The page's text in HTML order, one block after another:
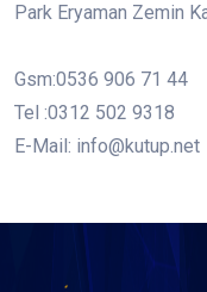
Park Eryaman Zemin
Gsm:0536 906 71 44
Tel :0312 502 9318
E-Mail: info@kutup.net